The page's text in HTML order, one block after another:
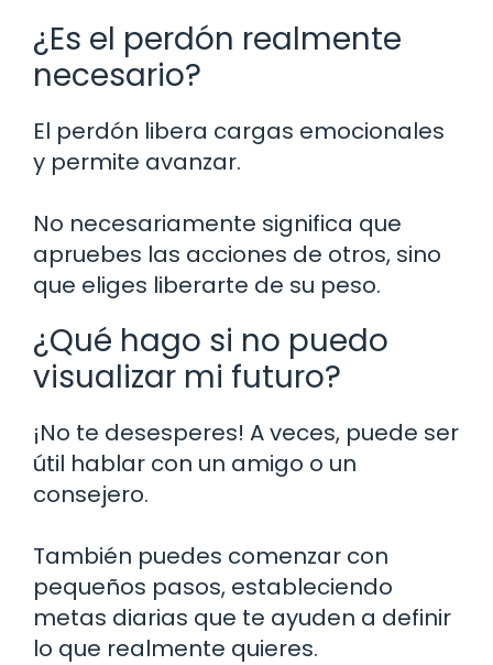
¿Es el perdón realmente
necesario?
El perdón libera cargas emocionales
y permite avanzar.
No necesariamente significa que
apruebes las acciones de otros, sino
que eliges liberarte de su peso.
¿Qué hago si no puedo
visualizar mi futuro?
¡No te desesperes! A veces, puede ser
útil hablar con un amigo o un
consejero.
También puedes comenzar con
pequeños pasos, estableciendo
metas diarias que te ayuden a definir
lo que realmente quieres.